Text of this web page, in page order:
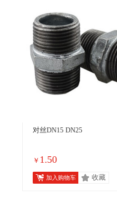
对丝DN15 DN25
￥ 1.50
加入购物车 收藏